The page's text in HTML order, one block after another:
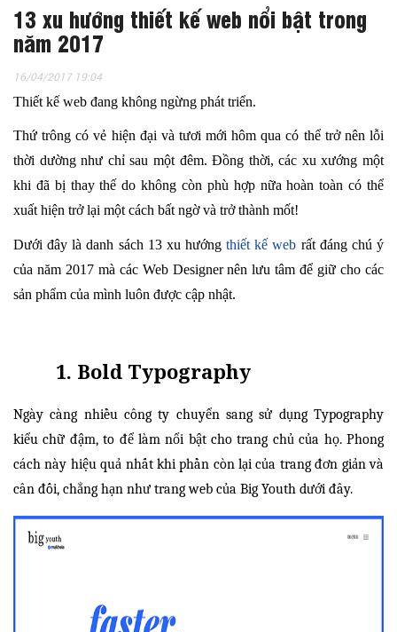
13 xu hướng thiết kế web nổi bật trong
năm 2017
16/04/2017 19:04
Thiết kế web đang không ngừng phát triển.
Thứ trông có vẻ hiện đại và tươi mới hôm qua có thể trở nên lỗi
thời dường như chỉ sau một đêm. Đồng thời, các xu xướng một
khi đã bị thay thế do không còn phù hợp nữa hoàn toàn có thể
xuất hiện trở lại một cách bất ngờ và trở thành mốt!
Dưới đây là danh sách 13 xu hướng thiết kế web rất đáng chú ý
của năm 2017 mà các Web Designer nên lưu tâm để giữ cho các
sản phẩm của mình luôn được cập nhật.
1. Bold Typography
Ngày càng nhiều công ty chuyển sang sử dụng Typography
kiểu chữ đậm, to để làm nổi bật cho trang chủ của họ. Phong
cách này hiệu quả nhất khi phần còn lại của trang đơn giản và
cân đối, chẳng hạn như trang web của Big Youth dưới đây.